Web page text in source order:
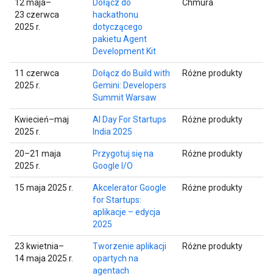
12 maja–
23 czerwca
2025 r.
Dołącz do
hackathonu
dotyczącego
pakietu Agent
Development Kit
Chmura
11 czerwca
2025 r.
Dołącz do Build with
Gemini: Developers
Summit Warsaw
Różne produkty
Kwiecień–maj
2025 r.
AI Day For Startups
India 2025
Różne produkty
20–21 maja
2025 r.
Przygotuj się na
Google I/O
Różne produkty
15 maja 2025 r.
Akcelerator Google
for Startups:
aplikacje – edycja
2025
Różne produkty
23 kwietnia–
14 maja 2025 r.
Tworzenie aplikacji
opartych na
agentach
Różne produkty